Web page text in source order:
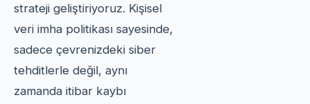
strateji geliştiriyoruz. Kişisel
veri imha politikası sayesinde,
sadece çevrenizdeki siber
tehditlerle değil, aynı
zamanda itibar kaybı